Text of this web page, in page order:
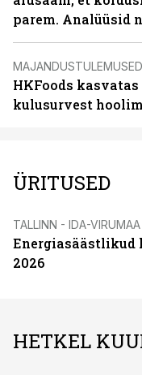
parem. Analüüsid
MAJANDUSTULEMUSED
HKFoods
kulusurvest
ÜRITUSED
TALLINN - IDA-VIRUMAA
Energiasäästlikud
2026
HETKEL